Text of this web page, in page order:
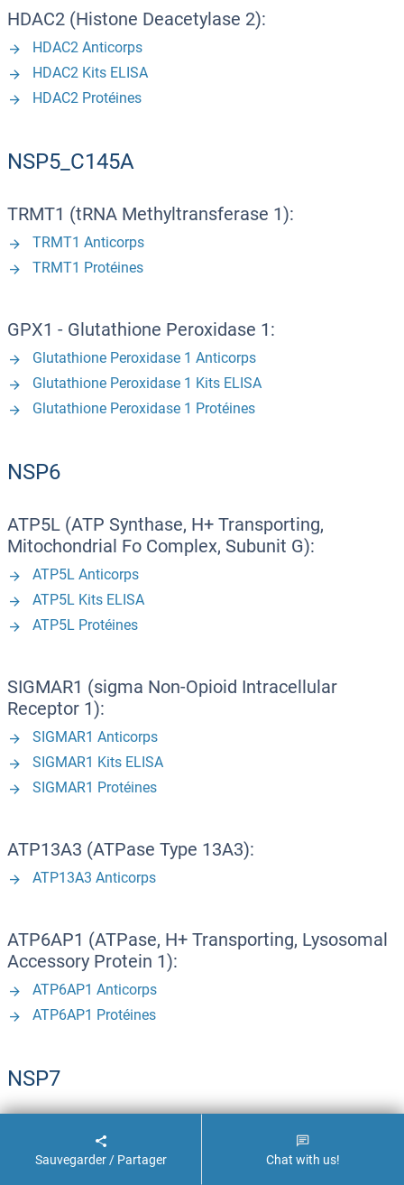
HDAC2 (Histone Deacetylase 2):
HDAC2 Anticorps
HDAC2 Kits ELISA
HDAC2 Protéines
NSP5_C145A
TRMT1 (tRNA Methyltransferase 1):
TRMT1 Anticorps
TRMT1 Protéines
GPX1 - Glutathione Peroxidase 1:
Glutathione Peroxidase 1 Anticorps
Glutathione Peroxidase 1 Kits ELISA
Glutathione Peroxidase 1 Protéines
NSP6
ATP5L (ATP Synthase, H+ Transporting,
Mitochondrial Fo Complex, Subunit G):
ATP5L Anticorps
ATP5L Kits ELISA
ATP5L Protéines
SIGMAR1 (sigma Non-Opioid Intracellular
Receptor 1):
SIGMAR1 Anticorps
SIGMAR1 Kits ELISA
SIGMAR1 Protéines
ATP13A3 (ATPase Type 13A3):
ATP13A3 Anticorps
ATP6AP1 (ATPase, H+ Transporting, Lysosomal
Accessory Protein 1):
ATP6AP1 Anticorps
ATP6AP1 Protéines
NSP7
FAM162A - F162A:
F162A Anticorps
Sauvegarder / Partager Chat with us!